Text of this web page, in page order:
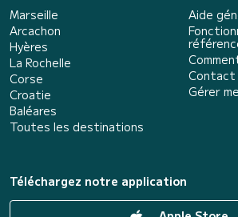
Marseille
Arcachon
Hyères
La Rochelle
Corse
Croatie
Baléares
Toutes les destinations
Aide
Contact
Gérer
Téléchargez notre application